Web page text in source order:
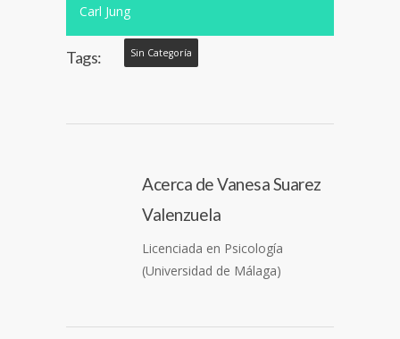
Carl Jung
Tags: Sin Categoría
Acerca deVanesa Suarez
Valenzuela
Licenciada en Psicología
(Universidad de Málaga)